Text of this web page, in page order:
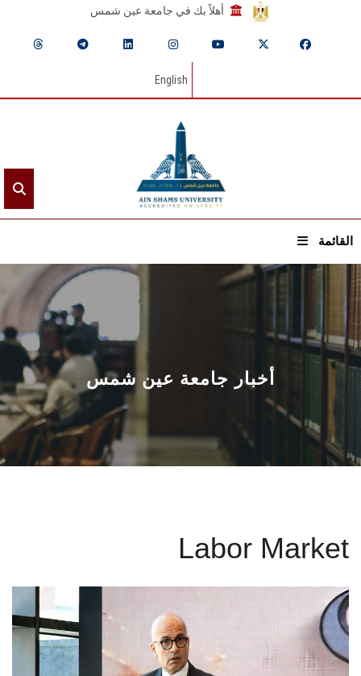
أهلاً بك في جامعة عين شمس
English
القائمة
الرئيسيـة
عن الجامعة
القطاعـات
الشئون الأكاديمية
البحث العلمي
الإعلام
أخبار جامعة عين شمس
Labor Market